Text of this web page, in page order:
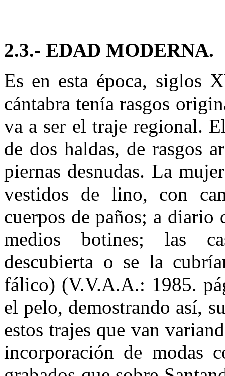
2.3.- EDAD MODERNA.
Es en esta época, siglos
cántabra tenía rasgos
va a ser el traje regional.
de dos haldas, de rasgos
piernas desnudas. La
vestidos de lino, con
cuerpos de paños; a diario
medios botines; las
descubierta o se la
fálico) (V.V.A.A.: 1985.
el pelo, demostrando así,
estos trajes que van
incorporación de modas